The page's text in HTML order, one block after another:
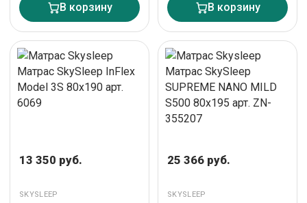
В корзину В корзину
13 350 руб.
SKYSLEEP
25 366 руб.
SKYSLEEP